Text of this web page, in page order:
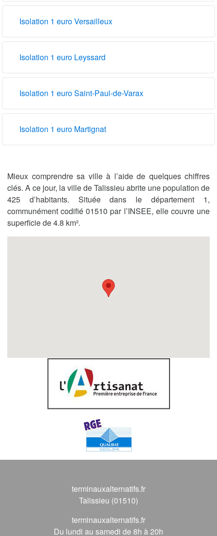
Isolation 1 euro Versailleux
Isolation 1 euro Leyssard
Isolation 1 euro Saint-Paul-de-Varax
Isolation 1 euro Martignat
Mieux comprendre sa ville à l’aide de quelques chiffres
clés. A ce jour, la ville de Talissieu abrite une population de
425 d’habitants. Située dans le département 1,
communément codifié 01510 par l’INSEE, elle couvre une
superficie de 4.8 km².
terminauxalternatifs.fr
Talissieu (01510)
terminauxalternatifs.fr
Du lundi au samedi de 8h à 20h